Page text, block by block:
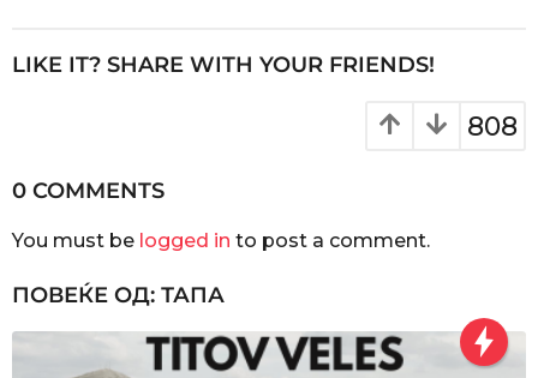
P
n
t
i
o
n
LIKE IT? SHARE WITH YOUR FRIENDS!
808
0 COMMENTS
You must be logged in to post a comment.
ПОВЕЌЕ ОД: ТАПА